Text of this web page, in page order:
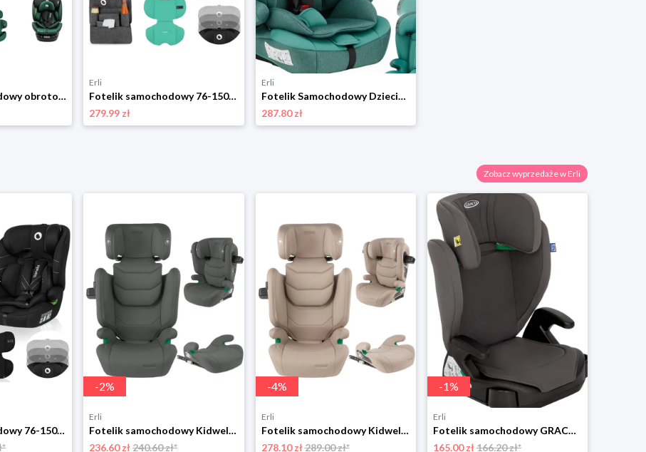
Fotelik samochodowy obrotowy 360° TULANO i-Size Isofix zielony 0-36kg 0-12+
Erli
Fotelik samochodowy 76-150cm REGULACJA ZAGŁÓWKA 9-36kg Lionelo LEVI I-SIZE
279.99 zł
Erli
Fotelik Samochodowy Dziecięcy 76-150cm Sesttino Rocker Pro ISOFIX 9-36kg
287.80 zł
Zobacz wyprzedaże w Erli
Fotelik samochodowy 76-150cm SZEROKIE SIEDZISKO 9-36kg Lionelo LEVI I-SIZE
-2%
Erli
Fotelik samochodowy Kidwell TENDO 100-150 cm ISOFIX I-SIZE 15-36 kg szary
236.60 zł240.60 zł*
-4%
Erli
Fotelik samochodowy Kidwell TENDO 100-150 cm ISOFIX I-SIZE beżowy
278.10 zł289.00 zł*
-1%
Erli
Fotelik samochodowy GRACO JUNIOR MAXI I-SIZE 100 - 150 cm 15 - 36 kg
165.00 zł166.20 zł*